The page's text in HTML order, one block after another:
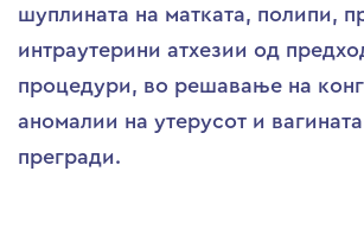
шуплината на матката, полипи,
интраутерини атхезии од
процедури, во решавање на
аномалии на утерусот и
прегради.